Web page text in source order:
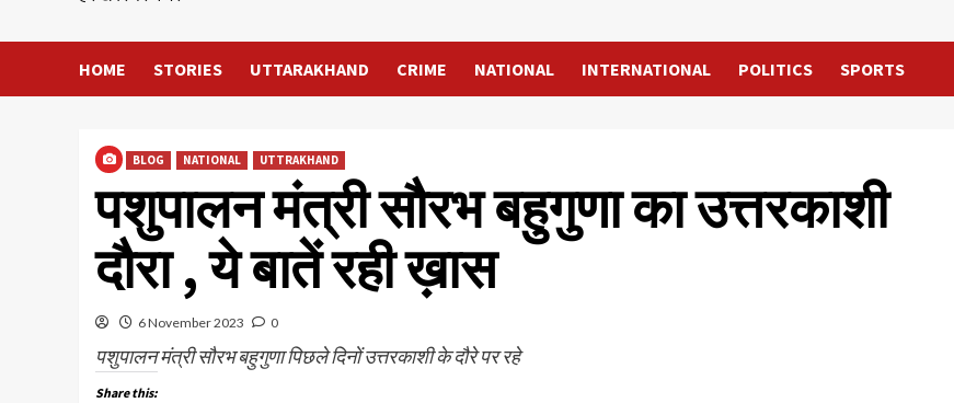
HOME STORIES UTTARAKHAND CRIME NATIONAL INTERNATIONAL POLITICS SPORTS
BLOG NATIONAL UTTRAKHAND
पशुपालन मंत्री सौरभ बहुगुणा का उत्तरकाशी
दौरा , ये बातें रही ख़ास
6 November 2023 0
पशुपालन मंत्री सौरभ बहुगुणा पिछले दिनों उत्तरकाशी के दौरे पर रहे
Share this: